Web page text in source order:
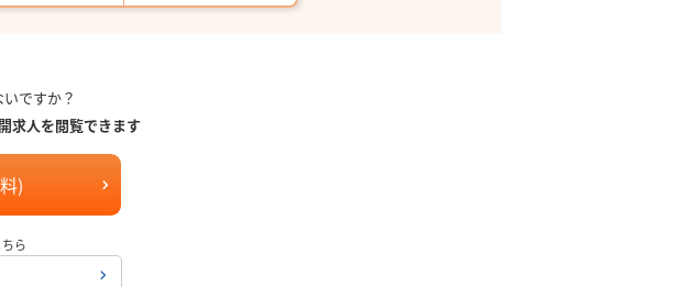
ですか？
求人を閲覧できます
)
ら